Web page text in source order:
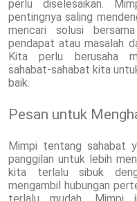
perlu diselesaikan.
pentingnya saling
mencari solusi
pendapat atau masalah
Kita perlu berusaha
sahabat-sahabat kita
baik.
Pesan untuk
Mimpi tentang sahabat
panggilan untuk lebih
kita terlalu sibuk
mengambil hubungan